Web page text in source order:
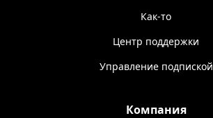
Как-то
Центр поддержки
Управление подпиской
Компания